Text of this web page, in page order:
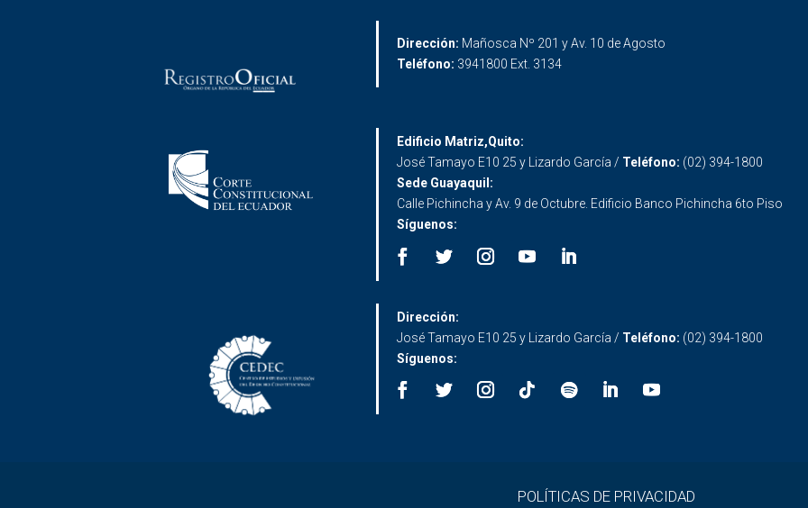
Dirección: Mañosca Nº 201 y Av. 10 de Agosto
Teléfono: 3941800 Ext. 3134
Edificio Matriz,Quito:
José Tamayo E10 25 y Lizardo García / Teléfono: (02) 394-1800
Sede Guayaquil:
Calle Pichincha y Av. 9 de Octubre. Edificio Banco Pichincha 6to Piso
Síguenos:
Dirección:
José Tamayo E10 25 y Lizardo García / Teléfono: (02) 394-1800
Síguenos:
POLÍTICAS DE PRIVACIDAD